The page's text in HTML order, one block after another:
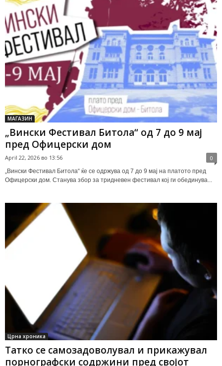
МАГАЗИН
„Вински Фестивал Битола“ од 7 до 9 мај
пред Офицерски дом
April 22, 2026 во 13:56 0
„Вински Фестивал Битола“ ќе се одржува од 7 до 9 мај на платото пред
Офицерски дом. Станува збор за тридневен фестивал кој ги обединува...
Црна хроника
Татко се самозадоволувал и прикажувал
порнографски содржини пред својот